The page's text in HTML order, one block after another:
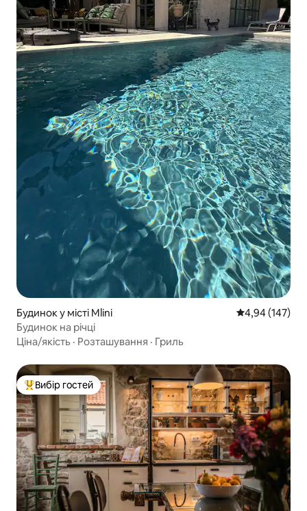
Будинок у місті Mlini Середня
4,94 (147)
Будинок на річці
Ціна/якість · Розташування · Гриль
Топ вибір гостей
Вибір гостей